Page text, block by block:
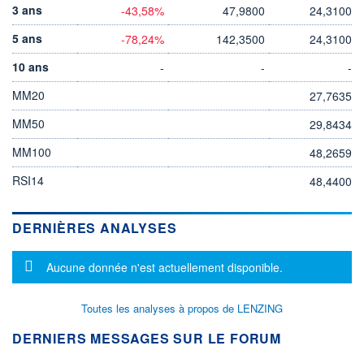
3 ans
-43,58% 47,9800
24,3100
5 ans
-78,24% 142,3500
24,3100
10 ans
- -
-
MM20
27,7635
MM50
29,8434
MM100
48,2659
RSI14
48,4400
DERNIÈRES ANALYSES
Message d'information
Aucune donnée n'est actuellement disponible.
Toutes les analyses à propos de LENZING
DERNIERS MESSAGES SUR LE FORUM